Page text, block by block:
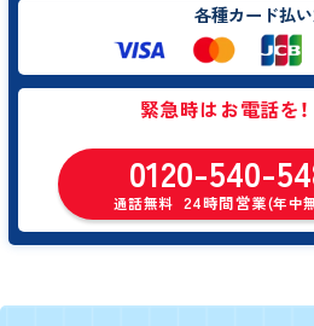
各種カード払
緊急時はお電話を！
0120-540-
通話無料 24時間営業(年中